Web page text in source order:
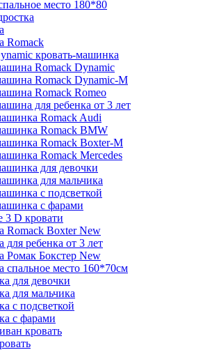
место 180*80
Romack
кровать-машинка
Romack Dynamic
Romack Dynamic-M
Romack Romeo
для ребенка от 3 лет
Romack Audi
Romack BMW
Romack Boxter-M
Romack Mercedes
для девочки
для мальчика
с подсветкой
с фарами
D кровати
Romack Boxter New
ребенка от 3 лет
Ромак Бокстер New
спальное место 160*70см
для девочки
для мальчика
с подсветкой
с фарами
кровать